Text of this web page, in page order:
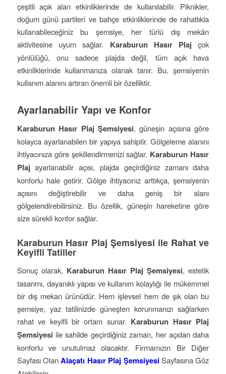
çeşitli açık alan etkinliklerinde de kullanılabilir. Piknikler,
doğum günü partileri ve bahçe etkinliklerinde de rahatlıkla
kullanabileceğiniz bu şemsiye, her türlü dış mekân
aktivitesine uyum sağlar. Karaburun Hasır Plajçok
yönlülüğü, onu sadece plajda değil, tüm açık hava
etkinliklerinde kullanmanıza olanak tanır. Bu, şemsiyenin
kullanım alanını artıran önemli bir özelliktir.
Ayarlanabilir Yapı ve Konfor
Karaburun Hasır Plaj Şemsiyesi, güneşin açısına göre
kolayca ayarlanabilen bir yapıya sahiptir. Gölgeleme alanını
ihtiyacınıza göre şekillendirmenizi sağlar. Karaburun Hasır
Plajayarlanabilir açısı, plajda geçirdiğiniz zamanı daha
konforlu hale getirir. Gölge ihtiyacınız arttıkça, şemsiyenin
açısını değiştirebilir ve daha geniş bir alanı
gölgelendirebilirsiniz. Bu özellik, güneşin hareketine göre
size sürekli konfor sağlar.
Karaburun Hasır Plaj Şemsiyesi ile Rahat ve
Keyifli Tatiller
Sonuç olarak, Karaburun Hasır Plaj Şemsiyesi, estetik
tasarımı, dayanıklı yapısı ve kullanım kolaylığı ile mükemmel
bir dış mekan ürünüdür. Hem işlevsel hem de şık olan bu
şemsiye, yaz tatilinizde güneşten korunmanızı sağlarken
rahat ve keyifli bir ortam sunar. Karaburun Hasır Plaj
Şemsiyesi ile sahilde geçirdiğiniz zaman, her açıdan daha
konforlu ve unutulmaz olacaktır. Firmamızın Bir Diğer
Sayfası OlanAlaçatı Hasır Plaj ŞemsiyesiSayfasına Göz